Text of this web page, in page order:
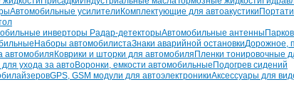
Автомобильные усилители Комплектующие для автоакустики
инверторы Радар-детекторыАвтомобильные антенны
Наборы автомобилистаЗнаки аварийной остановкиДорожное,
автомобиля Коврики и шторки для автомобиля Пленки тонировочные
ухода за автоВоронки, емкости автомобильные Подогрев сидений
GPS, GSM модули для автоэлектроникиАксессуары для